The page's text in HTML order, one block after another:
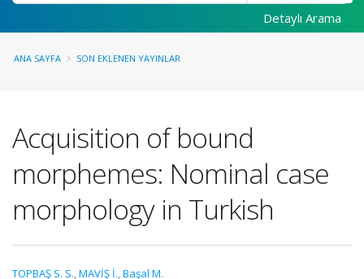
Detaylı Arama
ANA SAYFA SON EKLENEN YAYINLAR
Acquisition of bound
morphemes: Nominal case
morphology in Turkish
TOPBAŞ S. S.,MAVİŞ İ.,Başal M.